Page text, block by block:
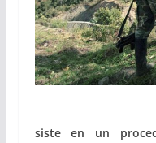
siste en un